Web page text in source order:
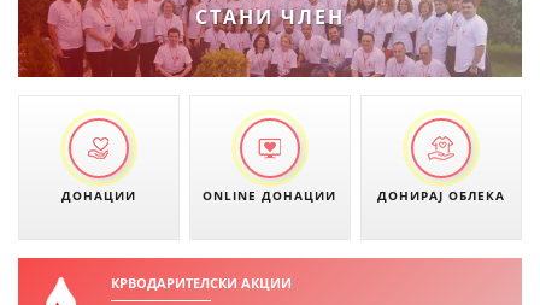
ДЕЈСТВУВАЊЕ
ПРИРАЧНИЦИ
СТРАТЕГИИ
СТАНИ ЧЛЕН
ДОНАЦИИ ONLINE ДОНАЦИИ ДОНИРАЈ ОБЛЕКА
КРВОДАРИТЕЛСКИ АКЦИИ